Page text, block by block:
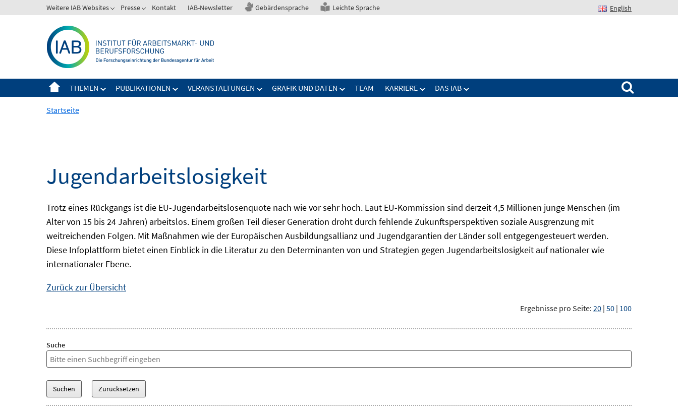
zum
Weitere IAB Websites Presse Kontakt IAB-Newsletter Gebärdensprache Leichte Sprache English
THEMEN PUBLIKATIONEN VERANSTALTUNGEN GRAFIK UND DATEN TEAM KARRIERE DAS IAB
Suchen nach:
Startseite
Jugendarbeitslosigkeit
Trotz eines Rückgangs ist die EU-Jugendarbeitslosenquote nach wie vor sehr hoch. Laut EU-Kommission sind derzeit 4,5 Millionen junge Menschen (im
Alter von 15 bis 24 Jahren) arbeitslos. Einem großen Teil dieser Generation droht durch fehlende Zukunftsperspektiven soziale Ausgrenzung mit
weitreichenden Folgen. Mit Maßnahmen wie der Europäischen Ausbildungsallianz und Jugendgarantien der Länder soll entgegengesteuert werden.
Diese Infoplattform bietet einen Einblick in die Literatur zu den Determinanten von und Strategien gegen Jugendarbeitslosigkeit auf nationaler wie
internationaler Ebene.
Zurück zur Übersicht
Ergebnisse pro Seite: 20 | 50 | 100
Suche